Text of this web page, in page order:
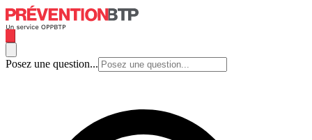
Posez une question...